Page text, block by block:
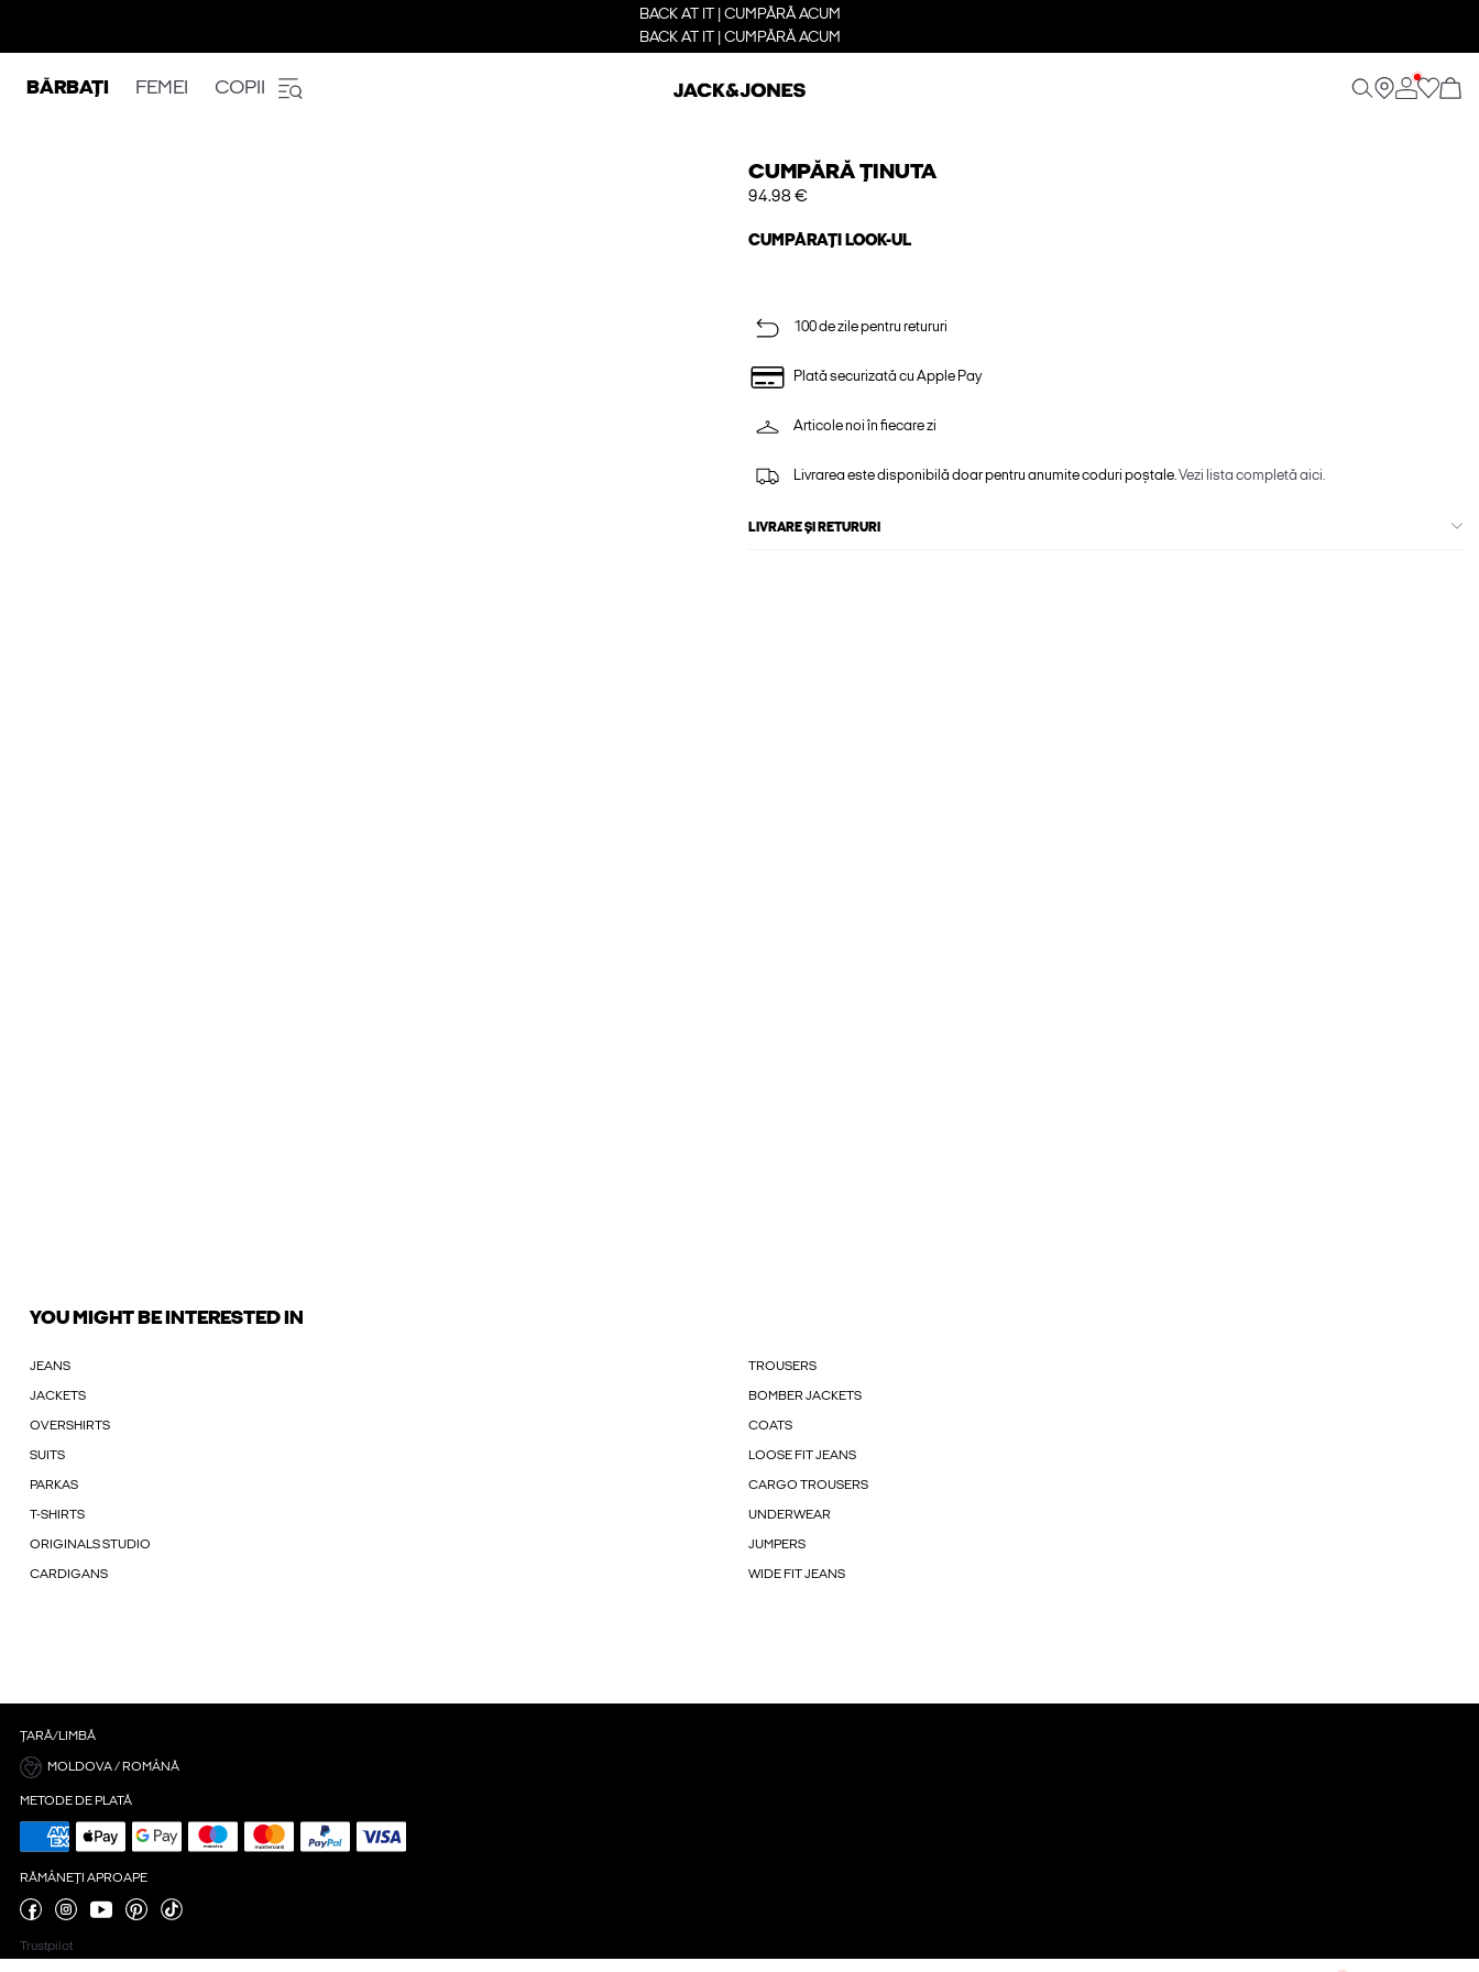
BACK AT IT | CUMPĂRĂ ACUM
BACK AT IT | CUMPĂRĂ ACUM
BĂRBAȚI FEMEI COPII
CUMPĂRĂ ȚINUTA
94.98 €
CUMPĂRAȚI LOOK-UL
100 de zile pentru retururi
Plată securizată cu Apple Pay
Articole noi în fiecare zi
Livrarea este disponibilă doar pentru anumite coduri poștale.Vezi lista completă aici.
LIVRARE ȘI RETURURI
YOU MIGHT BE INTERESTED IN
JEANS TROUSERS
JACKETS BOMBER JACKETS
OVERSHIRTS COATS
SUITS LOOSE FIT JEANS
PARKAS CARGO TROUSERS
T-SHIRTS UNDERWEAR
ORIGINALS STUDIO JUMPERS
CARDIGANS WIDE FIT JEANS
ȚARĂ/LIMBĂ
MOLDOVA / ROMÂNĂ
METODE DE PLATĂ
RĂMÂNEȚI APROAPE
Trustpilot